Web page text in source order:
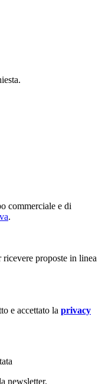
commerciale e di
.
ricevere proposte in linea
e accettato la privacy
newsletter.